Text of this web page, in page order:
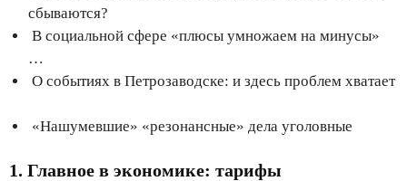
сбываются?
В социальной сфере «плюсы умножаем на минусы»
…
О событиях в Петрозаводске: и здесь проблем хватает
«Нашумевшие» «резонансные» дела уголовные
1. Главное в экономике: тарифы